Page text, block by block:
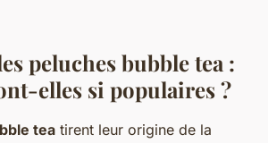
peluches bubble tea :
elles si populaires ?
tea tirent leur origine de la